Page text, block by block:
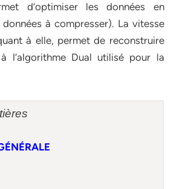
d’optimiser les données en
à compresser). La vitesse
à elle, permet de reconstruire
l’algorithme Dual utilisé pour la